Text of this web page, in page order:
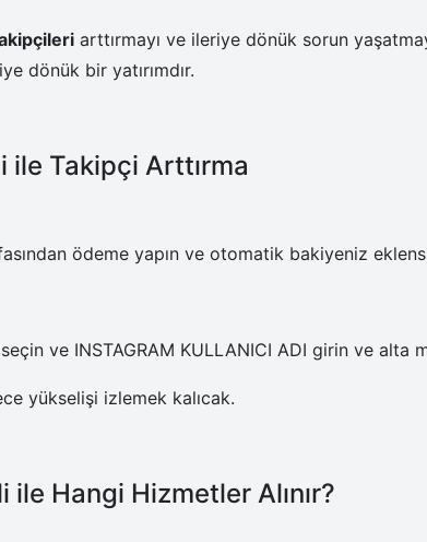
arttırmayı ve ileriye dönük sorun
dönük bir yatırımdır.
ile Takipçi Arttırma
ödeme yapın ve otomatik bakiyeniz
ve INSTAGRAM KULLANICI ADI girin ve alta
yükselişi izlemek kalıcak.
Hangi Hizmetler Alınır?